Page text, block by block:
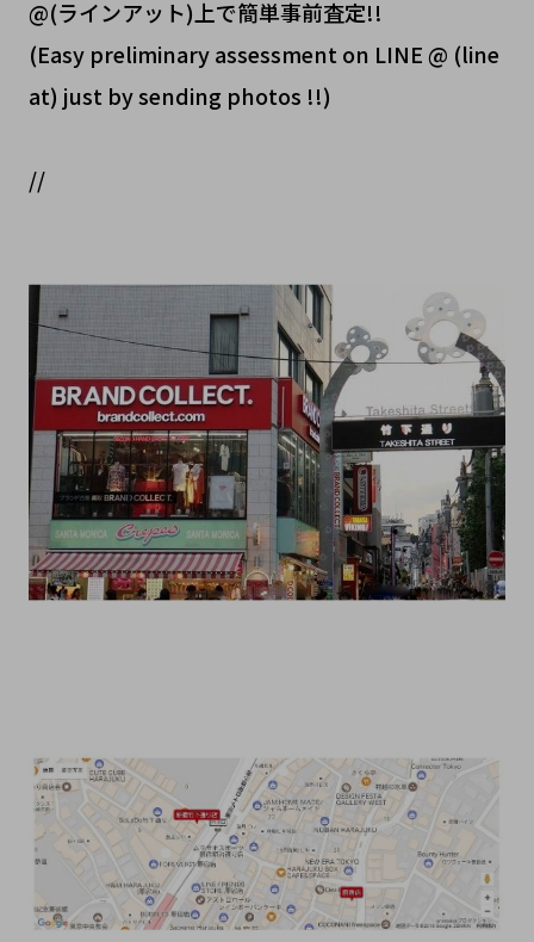
@(ラインアット)上で簡単事前査定!!
(Easy preliminary assessment on LINE @ (line
at) just by sending photos !!)
//